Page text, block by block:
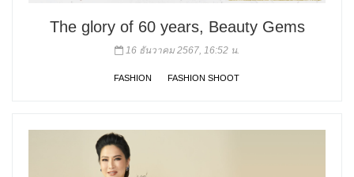
The glory of 60 years, Beauty Gems
16 ธันวาคม 2567, 16:52 น.
FASHION FASHION SHOOT